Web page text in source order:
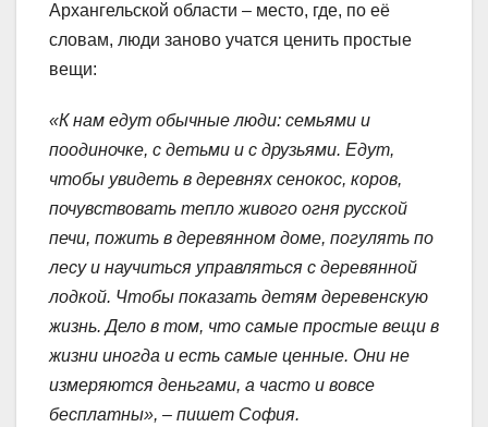
Архангельской области – место, где, по её
словам, люди заново учатся ценить простые
вещи:
«К нам едут обычные люди: семьями и
поодиночке, с детьми и с друзьями. Едут,
чтобы увидеть в деревнях сенокос, коров,
почувствовать тепло живого огня русской
печи, пожить в деревянном доме, погулять по
лесу и научиться управляться с деревянной
лодкой. Чтобы показать детям деревенскую
жизнь. Дело в том, что самые простые вещи в
жизни иногда и есть самые ценные. Они не
измеряются деньгами, а часто и вовсе
бесплатны», – пишет София.